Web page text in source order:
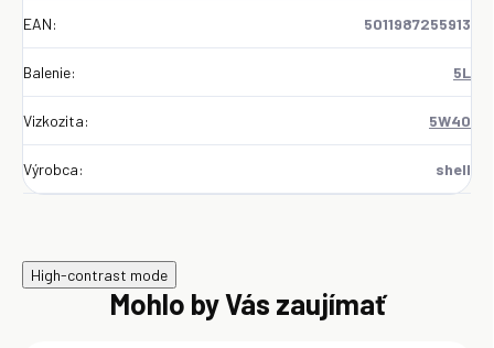
EAN: 5011987255913
Balenie: 5L
Vizkozita: 5W40
Výrobca: shell
High-contrast mode
Mohlo by Vás zaujímať